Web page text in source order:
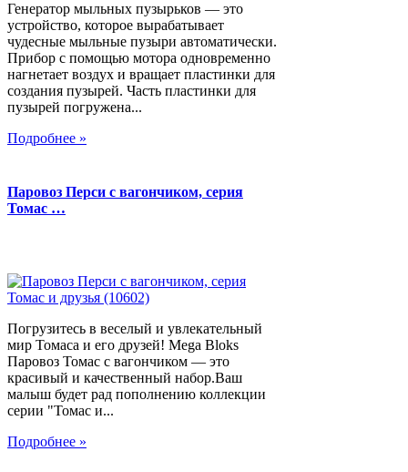
Генератор мыльных пузырьков — это
устройство, которое вырабатывает
чудесные мыльные пузыри автоматически.
Прибор с помощью мотора одновременно
нагнетает воздух и вращает пластинки для
создания пузырей. Часть пластинки для
пузырей погружена...
Подробнее »
Паровоз Перси с вагончиком, серия
Томас …
Погрузитесь в веселый и увлекательный
мир Томаса и его друзей! Mega Bloks
Паровоз Томас с вагончиком — это
красивый и качественный набор.Ваш
малыш будет рад пополнению коллекции
серии "Томас и...
Подробнее »